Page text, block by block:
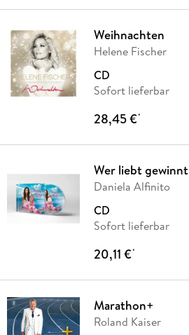
Weihnachten
Helene Fischer
CD
Sofort lieferbar
28,45 €*
Wer liebt gewinnt
Daniela Alfinito
CD
Sofort lieferbar
20,11 €*
Marathon+
Roland Kaiser